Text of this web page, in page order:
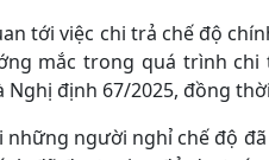
tới việc chi trả chế độ
mắc trong quá trình
Nghị định 67/2025, đồng
những người nghỉ chế độ